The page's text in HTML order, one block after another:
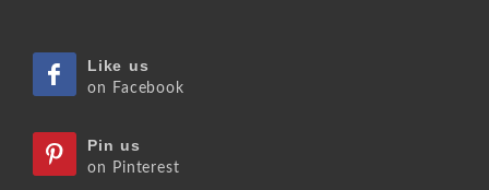
Like us
on Facebook
Pin us
on Pinterest